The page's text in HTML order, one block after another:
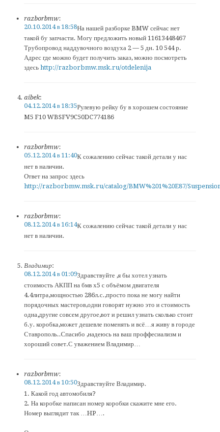
razborbmw:
20.10.2014 в 18:58На нашей разборке BMW сейчас нет
такой бу запчасти. Могу предложить новый 11613448467
Трубопровод наддувочного воздуха 2 — 5 дн. 10 544 р.
Адрес где можно будет получить заказ, можно посмотреть
здесь http://razborbmw.msk.ru/otdelenija
aibek:
04.12.2014 в 18:35Рулевую рейку бу в хорошем состояние
M5 F10 WBSFV9C50DC774186
razborbmw:
05.12.2014 в 11:40К сожалению сейчас такой детали у нас
нет в наличии.
Ответ на запрос здесь
http://razborbmw.msk.ru/catalog/BMW%201%20E87/
razborbmw:
08.12.2014 в 16:14К сожалению сейчас такой детали у нас
нет в наличии.
Владимир:
08.12.2014 в 01:09Здравствуйте ,я бы хотел узнать
стоимость АКПП на бмв х5 с объёмом двигателя
4.4литра,мощностью 286л.с.,просто пока не могу найти
порядочных мастеров,одни говорят нужно это и стоимость
одна,другие совсем другое,вот и решил узнать сколько стоит
б.у. коробка,может дешевле поменять и всё…я живу в городе
Ставрополь..Спасибо ,надеюсь на ваш проффесиализм и
хороший совет.С уважением Владимир…
razborbmw:
08.12.2014 в 10:50Здравствуйте Владимир.
1. Какой год автомобиля?
2. На коробке написан номер коробки скажите мне его.
Номер выглядит так …HP….